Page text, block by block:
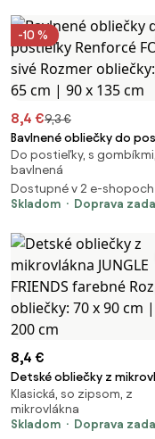
-10 %
8,4 €9,3 €
Bavlnené obliečky do
Renforcé FOXIVA sivé
obliečky: 45 x 65 cm | 90 x
cm
Do postieľky, s gombíkmi,
bavlnená
Dostupné v 2 e-shopoch
Skladom
Doprava
8,4 €
Detské obliečky z
JUNGLE FRIENDS farebné
obliečky: 70 x 90 cm | 140
cm
Klasická, so zipsom, z
mikrovlákna
Skladom
Doprava